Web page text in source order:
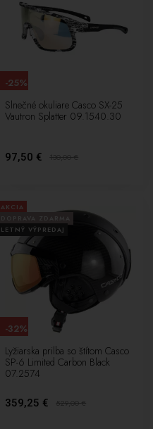
Slnečné okuliare Casco SX-25
Vautron Splatter 09.1540.30
97,50 € 130,00€
-25%
AKCIA
LETNÝ VÝPREDAJ
Lyžiarska prilba so štítom Casco
SP-6 Limited Carbon Black
07.2574
359,25 € 529,00€
-32%